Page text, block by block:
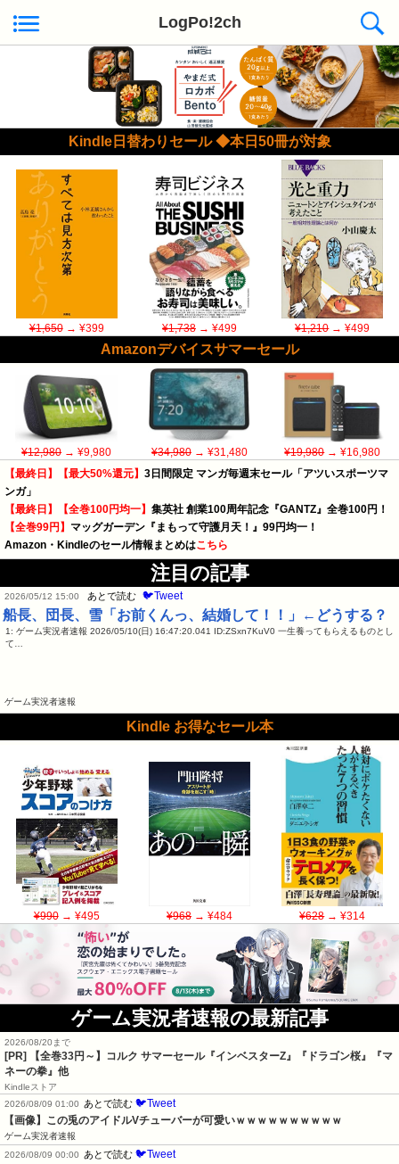
LogPo!2ch
Kindle日替わりセール ◆本日50冊が対象
¥1,650→ ¥399 ¥1,738→ ¥499 ¥1,210→ ¥499
Amazonデバイスサマーセール
¥12,980→ ¥9,980 ¥34,980→ ¥31,480 ¥19,980→ ¥16,980
【最終日】【最大50%還元】 3日間限定 マンガ毎週末セール「アツいスポーツマ
ンガ」
【最終日】【全巻100円均一】 集英社 創業100周年記念『GANTZ』全巻100円！
【全巻99円】 マッグガーデン『まもって守護月天！』99円均一！
Amazon・Kindleのセール情報まとめはこちら
注目の記事
2026/05/12 15:00 あとで読む 🐦Tweet
船長、団長、雪「お前くんっ、結婚して！！」←どうする？
1: ゲーム実況者速報 2026/05/10(日) 16:47:20.041 ID:ZSxn7KuV0 一生養ってもらえるものとし
て…
ゲーム実況者速報
Kindle お得なセール本
¥990→ ¥495 ¥968→ ¥484 ¥628→ ¥314
ゲーム実況者速報の最新記事
2026/08/20まで
[PR]
【全巻33円～】コルク サマーセール『インベスターZ』『ドラゴン桜』『マ
ネーの拳』他
Kindleストア
2026/08/09 01:00 あとで読む 🐦Tweet
【画像】この兎のアイドルVチューバーが可愛いｗｗｗｗｗｗｗｗｗｗ
ゲーム実況者速報
2026/08/09 00:00 あとで読む 🐦Tweet